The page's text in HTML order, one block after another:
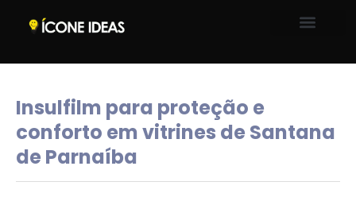
Insulfilm para proteção e
conforto em vitrines de Santana
de Parnaíba